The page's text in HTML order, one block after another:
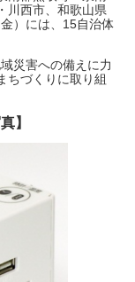
川西市、和歌山県
）には、15自治体
災害への備えに力
ちづくりに取り組
】